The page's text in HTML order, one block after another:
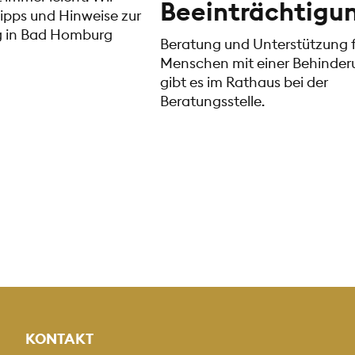
und Hinweise zur
Bad Homburg
Beratung und Unterstützung
Menschen mit einer
gibt es im Rathaus bei der
Beratungsstelle.
KONTAKT